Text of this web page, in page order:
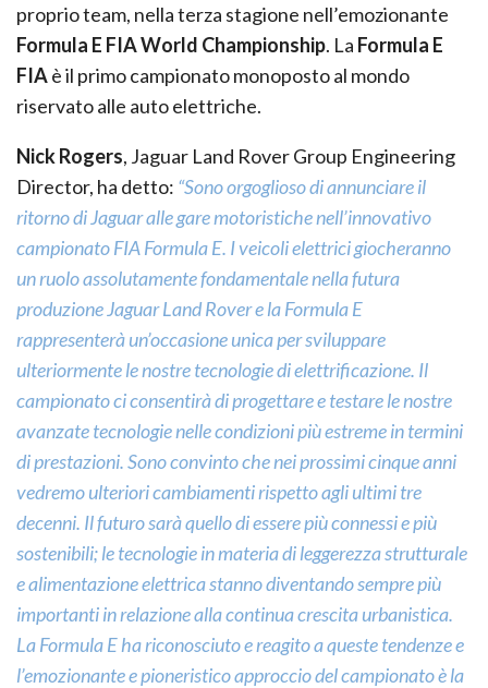
proprio team, nella terza stagione nell’emozionante
Formula E FIA World Championship. La Formula E
FIAè il primo campionato monoposto al mondo
riservato alle auto elettriche.
Nick Rogers, Jaguar Land Rover Group Engineering
Director, ha detto: “Sono orgoglioso di annunciare il
ritorno di Jaguar alle gare motoristiche nell’innovativo
campionato FIA Formula E. I veicoli elettrici giocheranno
un ruolo assolutamente fondamentale nella futura
produzione Jaguar Land Rover e la Formula E
rappresenterà un’occasione unica per sviluppare
ulteriormente le nostre tecnologie di elettrificazione. Il
campionato ci consentirà di progettare e testare le nostre
avanzate tecnologie nelle condizioni più estreme in termini
di prestazioni.Sono convinto che nei prossimi cinque anni
vedremo ulteriori cambiamenti rispetto agli ultimi tre
decenni. Il futuro sarà quello di essere più connessi e più
sostenibili; le tecnologie in materia di leggerezza strutturale
e alimentazione elettrica stanno diventando sempre più
importanti in relazione alla continua crescita urbanistica.
La Formula E ha riconosciuto e reagito a queste tendenze e
l’emozionante e pioneristico approccio del campionato è la